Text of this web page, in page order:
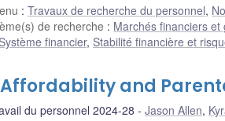
: Travaux de recherche du personnel,
de recherche : Marchés financiers et
Système financier, Stabilité financière et
and
du personnel 2024-28 Jason Allen,